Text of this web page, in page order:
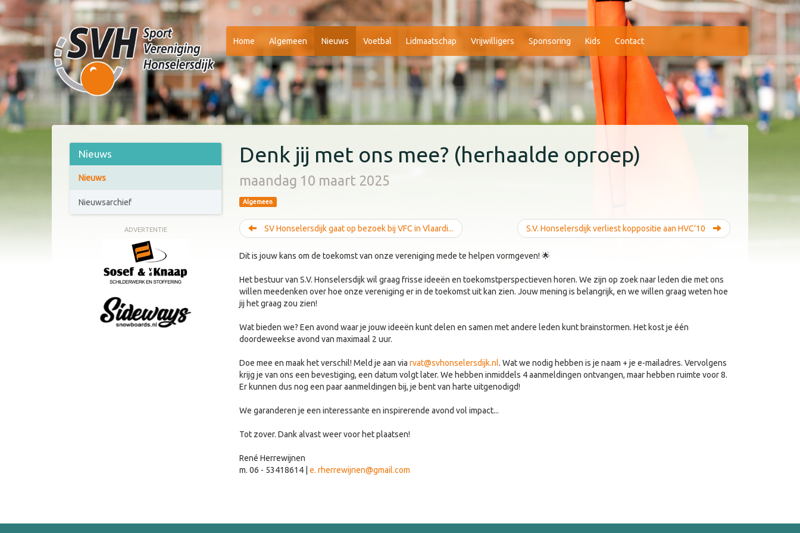
Home Algemeen Nieuws Voetbal Lidmaatschap Vrijwilligers Sponsoring Kids Contact
Nieuws
Nieuws
Nieuwsarchief
ADVERTENTIE
Denk jij met ons mee? (herhaalde oproep)
maandag 10 maart 2025
Algemeen
SV Honselersdijk gaat op bezoek bij VFC in Vlaardi... S.V. Honselersdijk verliest koppositie aan HVC’10
Dit is jouw kans om de toekomst van onze vereniging mede te helpen vormgeven! 🌟
Het bestuur van S.V. Honselersdijk wil graag frisse ideeën en toekomstperspectieven horen. We zijn op zoek naar leden die met ons
willen meedenken over hoe onze vereniging er in de toekomst uit kan zien. Jouw mening is belangrijk, en we willen graag weten hoe
jij het graag zou zien!
Wat bieden we? Een avond waar je jouw ideeën kunt delen en samen met andere leden kunt brainstormen. Het kost je één
doordeweekse avond van maximaal 2 uur.
Doe mee en maak het verschil! Meld je aan via rvat@svhonselersdijk.nl. Wat we nodig hebben is je naam + je e-mailadres. Vervolgens
krijg je van ons een bevestiging, een datum volgt later. We hebben inmiddels 4 aanmeldingen ontvangen, maar hebben ruimte voor 8.
Er kunnen dus nog een paar aanmeldingen bij, je bent van harte uitgenodigd!
We garanderen je een interessante en inspirerende avond vol impact...
Tot zover. Dank alvast weer voor het plaatsen!
René Herrewijnen
m. 06 - 53418614 | e. rherrewijnen@gmail.com